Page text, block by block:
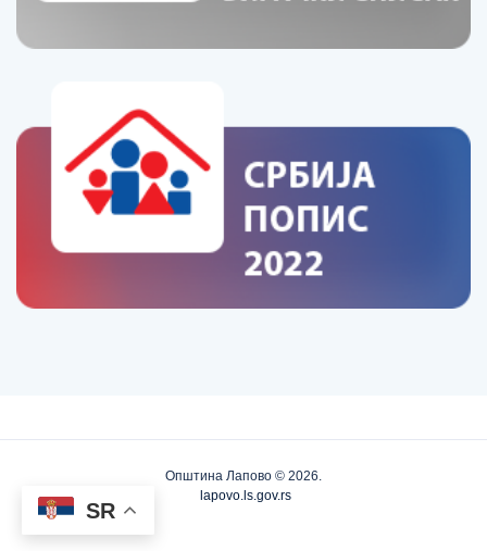
Општина Лапово © 2026.
lapovo.ls.gov.rs
SR